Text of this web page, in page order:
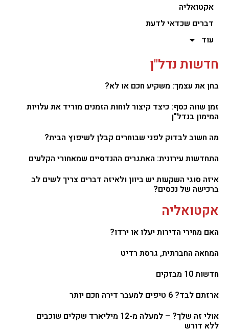
אקטואליה
דברים שכדאי לדעת
עוד
חדשות נדל"ן
בחן את עצמך: משקיע חכם או לא?
זמן שווה כסף: כיצד קיצור לוחות הזמנים מוריד את עלויות
המימון בנדל"ן
מה חשוב לבדוק לפני שבוחרים קבלן לשיפוץ הבית?
התחדשות עירונית: האתגרים ההנדסיים שמאחורי הקלעים
איזה סוגי השקעות יש ביוון ולאיזה דברים צריך לשים לב
ברכישה של נכסים?
אקטואליה
האם מחירי הדירות יעלו או ירדו?
המחאה החברתית, גרסת רדיט
חדשות 10 מבזקים
ארזתם לבד? 6 טיפים למעבר דירה חכם יותר
אולי זה שלך? – למעלה מ-12 מיליארד שקלים שוכבים
ללא דורש